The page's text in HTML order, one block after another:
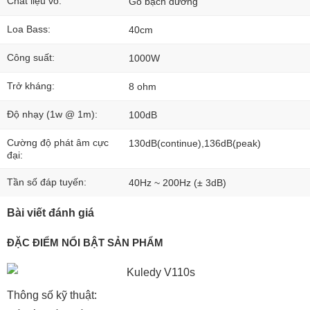
Loa Bass: 40cm
Công suất: 1000W
Trở kháng: 8 ohm
Độ nhạy (1w @ 1m): 100dB
Cường độ phát âm cực
đại:
130dB(continue),136dB(peak)
Tần số đáp tuyến: 40Hz ~ 200Hz (± 3dB)
Bài viết đánh giá
ĐẶC ĐIỂM NỔI BẬT SẢN PHẨM
Thông số kỹ thuật: